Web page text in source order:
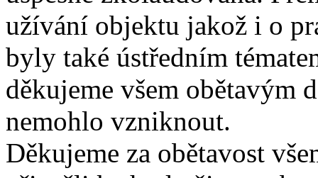
užívání objektu jakož i o
byly také ústředním
děkujeme všem obětavým
nemohlo vzniknout.
Děkujeme za obětavost